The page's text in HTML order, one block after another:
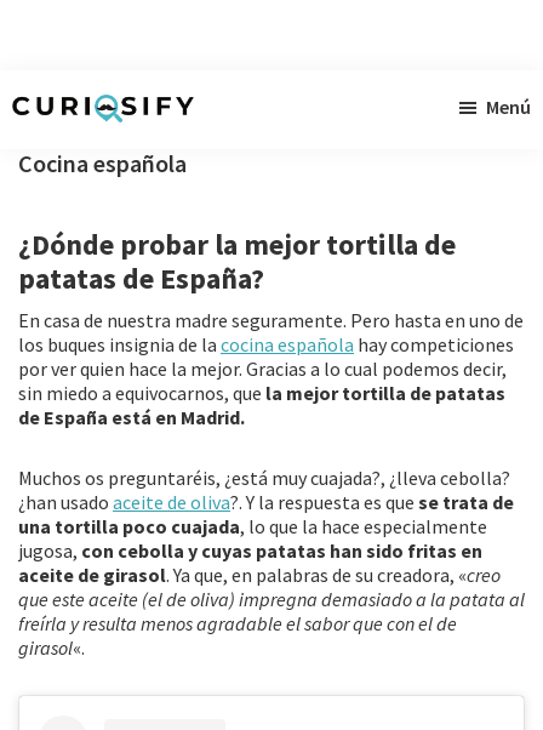
contenido
lateral
primaria
pie
página
raudales
Menú
Cocina española
¿Dónde probar la mejor tortilla de
patatas de España?
En casa de nuestra madre seguramente. Pero hasta en uno de
los buques insignia de la cocina española hay competiciones
por ver quien hace la mejor. Gracias a lo cual podemos decir,
sin miedo a equivocarnos, que la mejor tortilla de patatas
de España está en Madrid.
Muchos os preguntaréis, ¿está muy cuajada?, ¿lleva cebolla?
¿han usado aceite de oliva?. Y la respuesta es que se trata de
una tortilla poco cuajada, lo que la hace especialmente
jugosa, con cebolla y cuyas patatas han sido fritas en
aceite de girasol. Ya que, en palabras de su creadora, «creo
que este aceite (el de oliva) impregna demasiado a la patata al
freírla y resulta menos agradable el sabor que con el de
girasol«.